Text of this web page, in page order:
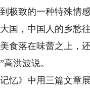
极致的一种特殊情
，中国人的乡愁往
食落在味蕾之上，
洪波说。
》中用三篇文章